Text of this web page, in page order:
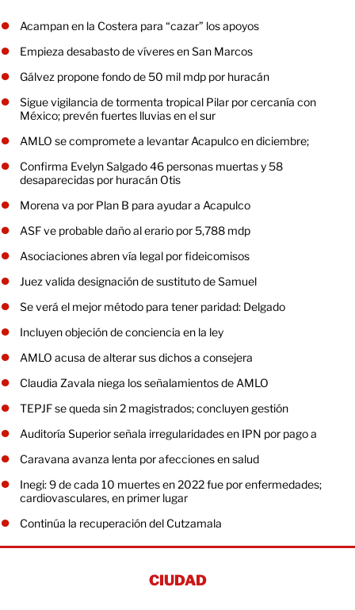
Acampan en la Costera para “cazar” los apoyos
Empieza desabasto de víveres en San Marcos
Gálvez propone fondo de 50 mil mdp por huracán
Sigue vigilancia de tormenta tropical Pilar por cercanía con
México; prevén fuertes lluvias en el sur
AMLO se compromete a levantar Acapulco en diciembre;
Confirma Evelyn Salgado 46 personas muertas y 58
desaparecidas por huracán Otis
Morena va por Plan B para ayudar a Acapulco
ASF ve probable daño al erario por 5,788 mdp
Asociaciones abren vía legal por fideicomisos
Juez valida designación de sustituto de Samuel
Se verá el mejor método para tener paridad: Delgado
Incluyen objeción de conciencia en la ley
AMLO acusa de alterar sus dichos a consejera
Claudia Zavala niega los señalamientos de AMLO
TEPJF se queda sin 2 magistrados; concluyen gestión
Auditoría Superior señala irregularidades en IPN por pago a
Caravana avanza lenta por afecciones en salud
Inegi: 9 de cada 10 muertes en 2022 fue por enfermedades;
cardiovasculares, en primer lugar
Continúa la recuperación del Cutzamala
CIUDAD